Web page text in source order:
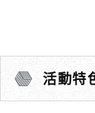
活動特